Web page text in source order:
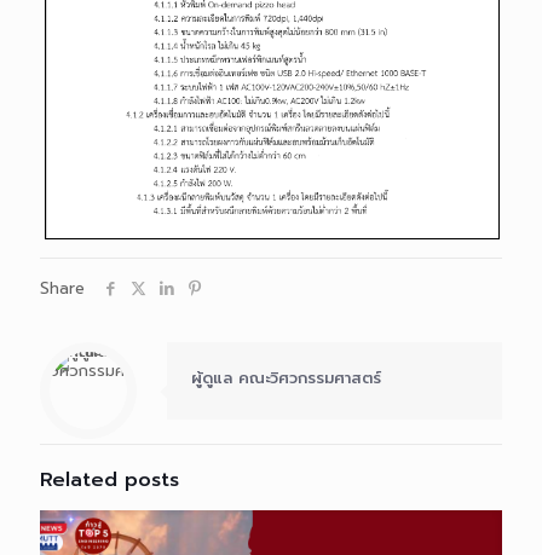
Share
ผู้ดูแล คณะวิศวกรรมศาสตร์
Related posts